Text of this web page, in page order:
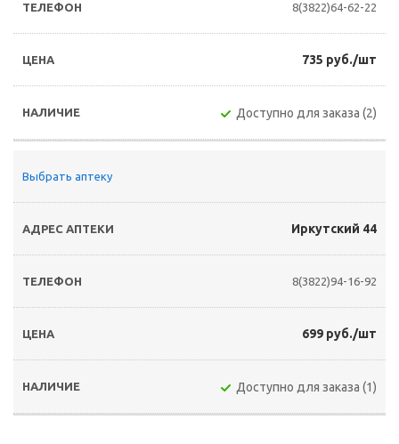
8(3822)64-62-22
735 руб./шт
Доступно для заказа (2)
Выбрать аптеку
Иркутский 44
8(3822)94-16-92
699 руб./шт
Доступно для заказа (1)